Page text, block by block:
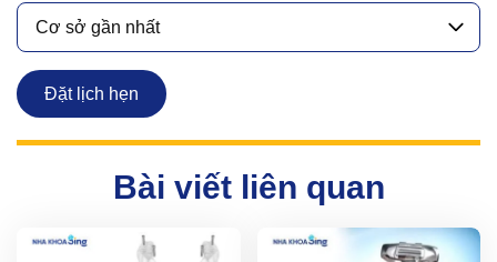
Cơ sở gần nhất
Đặt lịch hẹn
Bài viết liên quan